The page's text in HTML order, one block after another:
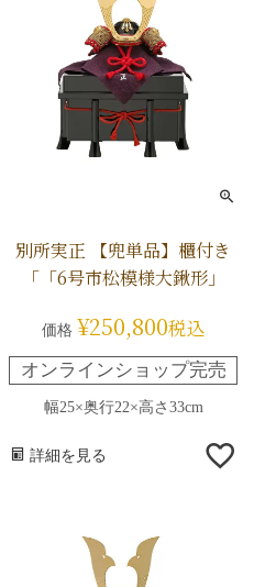
別所実正 【兜単品】櫃付き
「「6号市松模様大鍬形」
価格 ¥250,800税込
オンラインショップ完売
幅25×奥行22×高さ33cm
詳細を見る